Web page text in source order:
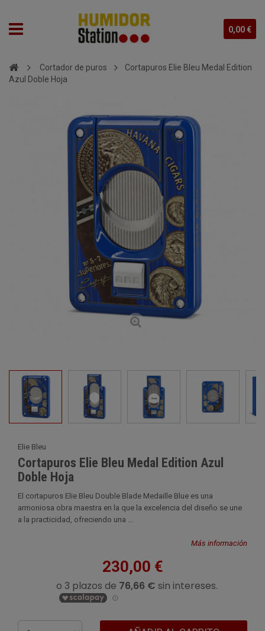
0,00 €
Cortador de puros
Cortapuros Elie Bleu Medal Edition
Azul Doble Hoja
Elie Bleu
Cortapuros Elie Bleu Medal Edition Azul
Doble Hoja
El cortapuros Elie Bleu Double Blade Medaille Blue es una
armoniosa obra maestra en la que la excelencia del diseño se une
a la practicidad, ofreciendo una ...
Más información
230,00 €